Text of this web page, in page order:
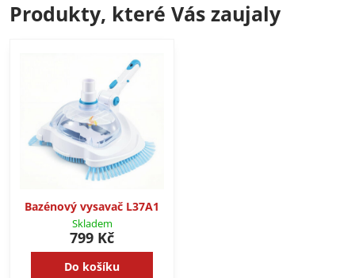
Produkty, které Vás zaujaly
Bazénový vysavač L37A1
Skladem
799 Kč
Do košíku